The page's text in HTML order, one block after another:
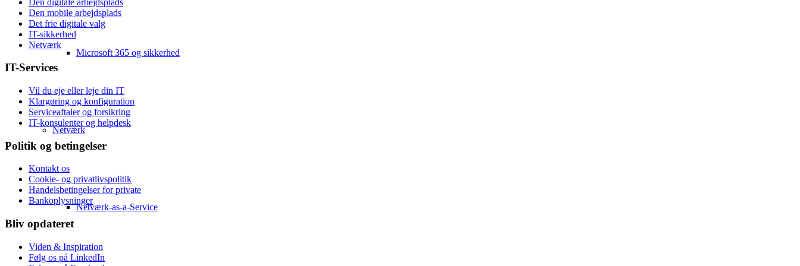
Microsoft 365 og sikkerhed
Netværk
Netværk-as-a-Service
Den mobile arbejdsplads
Det frie digitale valg
IT-sikkerhed
Netværk
IT-Services
Vil du eje eller leje din IT
Klargøring og konfiguration
Serviceaftaler og forsikring
IT-konsulenter og helpdesk
Politik og betingelser
Kontakt os
Cookie- og privatlivspolitik
Handelsbetingelser for private
Bankoplysninger
Bliv opdateret
Viden & Inspiration
Følg os på LinkedIn